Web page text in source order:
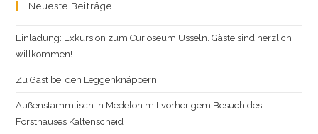
Neueste Beiträge
Einladung: Exkursion zum Curioseum Usseln. Gäste sind herzlich
willkommen!
Zu Gast bei den Leggenknäppern
Außenstammtisch in Medelon mit vorherigem Besuch des
Forsthauses Kaltenscheid